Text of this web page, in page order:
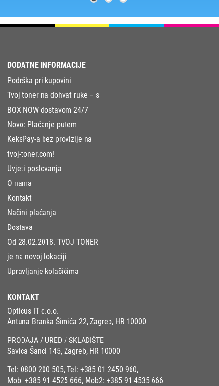
DODATNE INFORMACIJE
Podrška pri kupovini
Tvoj toner na dohvat ruke – s
BOX NOW dostavom 24/7
Novo: Plaćanje putem
KeksPay-a bez provizije na
tvoj-toner.com!
Uvjeti poslovanja
O nama
Kontakt
Načini plaćanja
Dostava
Od 28.02.2018. TVOJ TONER
je na novoj lokaciji
Upravljanje kolačićima
KONTAKT
Opticus IT d.o.o.
Antuna Branka Šimića 22, Zagreb, HR 10000
PRODAJA / URED / SKLADIŠTE
Savica Šanci 145, Zagreb, HR 10000
Tel: 0800 200 505, Tel: +385 01 2450 960,
Mob: +385 91 4525 666, Mob2: +385 91 4535 666